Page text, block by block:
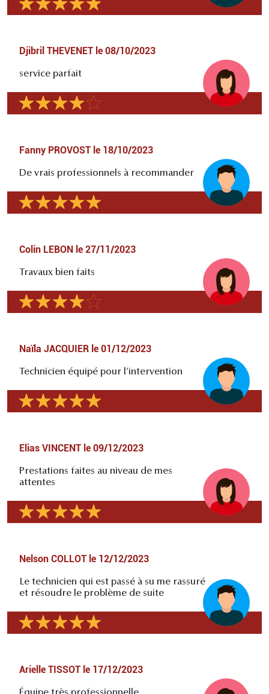
Djibril THEVENET le 08/10/2023
service parfait
Fanny PROVOST le 18/10/2023
De vrais professionnels à recommander
Colin LEBON le 27/11/2023
Travaux bien faits
Naïla JACQUIER le 01/12/2023
Technicien équipé pour l'intervention
Elias VINCENT le 09/12/2023
Prestations faites au niveau de mes
attentes
Nelson COLLOT le 12/12/2023
Le technicien qui est passé à su me rassuré
et résoudre le problème de suite
Arielle TISSOT le 17/12/2023